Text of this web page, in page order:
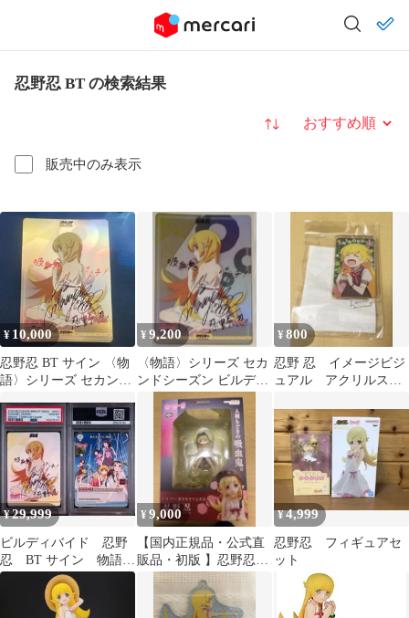
忍野忍 BT の検索結果
販売中のみ表示
並び替え
¥ 10,000
忍野忍 BT サイン 〈物
語〉シリーズ セカンド
ドブライト
¥9,200
〈物語〉シリーズ セカ
ンドシーズン ビルディ
バイドブライト 忍
野忍 BT
¥800
忍野 忍 イメージビジ
ュアル アクリルスタ
¥29,999
ビルディバイド 忍野
忍 BT サイン 物語
化物語 PSA10
¥9,000
【国内正規品・公式直
販品・初版 】忍野忍
1/8 PVC フィギュア
¥4,999
忍野忍 フィギュアセ
ット